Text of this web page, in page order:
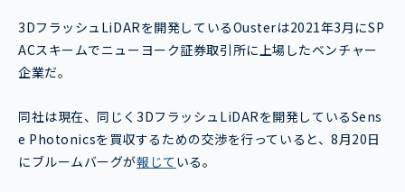
3DフラッシュLiDARを開発しているOusterは2021年3月にSP
ACスキームでニューヨーク証券取引所に上場したベンチャー
企業だ。
同社は現在、同じく3DフラッシュLiDARを開発しているSens
e Photonicsを買収するための交渉を行っていると、8月20日
にブルームバーグが報じて いる。